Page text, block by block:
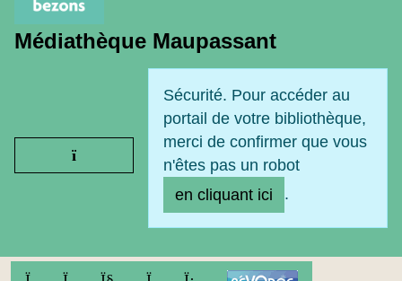
Médiathèque Maupassant
Ouvrir le menu
Sécurité. Pour accéder au
portail de votre bibliothèque,
merci de confirmer que vous
n'êtes pas un robot
en cliquant ici
.